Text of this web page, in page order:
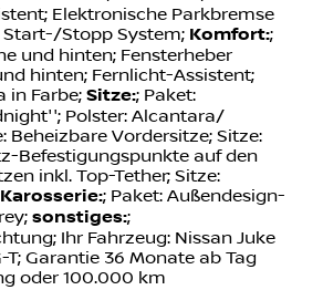
Elektronische Parkbremse
Start-/Stopp System; Komfort:;
und hinten; Fensterheber
hinten; Fernlicht-Assistent;
in Farbe; Sitze:; Paket:
Polster: Alcantara/
Beheizbare Vordersitze; Sitze:
Befestigungspunkte auf den
inkl. Top-Tether; Sitze:
Karosserie:; Paket: Außendesign-
sonstiges:;
Ihr Fahrzeug: Nissan Juke
T; Garantie 36 Monate ab Tag
oder 100.000 km